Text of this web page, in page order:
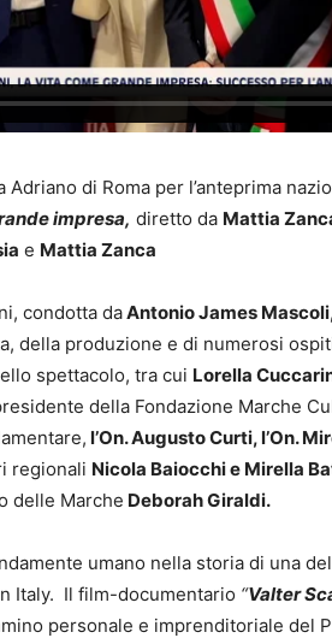
Adriano di Roma per l’anteprima
impresa, diretto da Mattia
e Mattia Zanca
condotta daAntonio James
della produzione e di numerosi
spettacolo, tra cui Lorella
della Fondazione Marche
l’On. Augusto Curti, l’On.
regionali Nicola Baiocchi e Mirella
delle Marche Deborah Giraldi.
umano nella storia di una
Italy. Il film-documentario “Valter
personale e imprenditoriale del